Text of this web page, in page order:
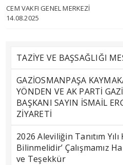
CEM VAKFI GENEL MERKEZİ
14.08.2025
TAZİYE VE BAŞSAĞLIĞI
GAZİOSMANPAŞA
YÖNDEN VE AK PARTİ
BAŞKANI SAYIN İSMAİL
ZİYARETİ
2026 Aleviliğin Tanıtım
Bilinmelidir’ Çalışmamız
ve Teşekkür